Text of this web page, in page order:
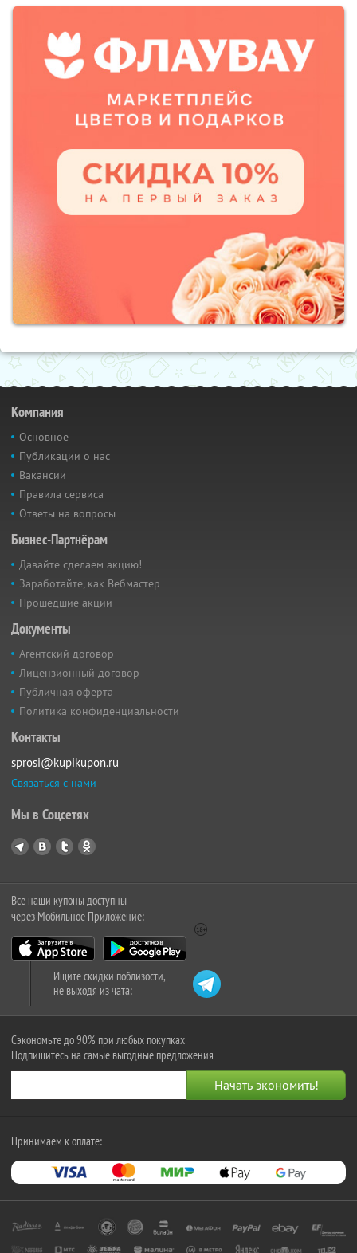
Компания
Основное
Публикации о нас
Вакансии
Правила сервиса
Ответы на вопросы
Бизнес-Партнёрам
Давайте сделаем акцию!
Заработайте, как Вебмастер
Прошедшие акции
Документы
Агентский договор
Лицензионный договор
Публичная оферта
Политика конфиденциальности
Контакты
sprosi@kupikupon.ru
Связаться с нами
Мы в Соцсетях
Все наши купоны доступны
через Мобильное Приложение:
Ищите скидки поблизости,
не выходя из чата:
Сэкономьте до 90% при любых покупках
Подпишитесь на самые выгодные предложения
Принимаем к оплате: